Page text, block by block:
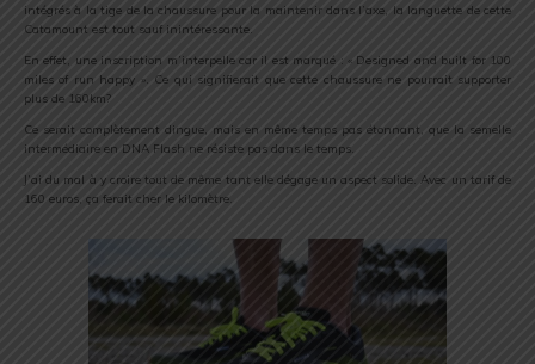
intégrés à la tige de la chaussure pour la maintenir dans l’axe, la languette de cette
Catamount est tout sauf inintéressante.
En effet, une inscription m’interpelle car il est marqué : « Designed and built for 100
miles of run happy ». Ce qui signifierait que cette chaussure ne pourrait supporter
plus de 160km?
Ce serait complètement dingue, mais en même temps pas étonnant, que la semelle
intermédiaire en DNA Flash ne résiste pas dans le temps.
J’ai du mal à y croire tout de même tant elle dégage un aspect solide. Avec un tarif de
160 euros, ça ferait cher le kilomètre.